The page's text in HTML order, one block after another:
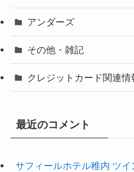
アンダーズ
その他・雑記
クレジットカード関連情
最近のコメント
サフィールホテル稚内 ツ